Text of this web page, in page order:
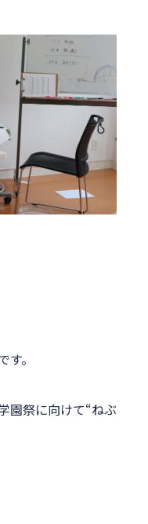
。
園祭に向けて“ねぶ